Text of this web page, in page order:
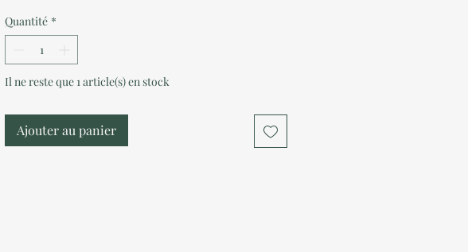
Quantité *
Il ne reste que 1 article(s) en stock
Ajouter au panier